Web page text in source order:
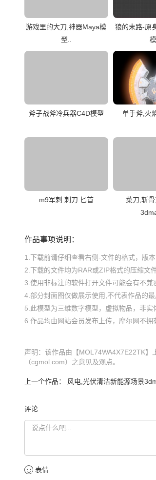
游戏里的大刀,神器Maya模
型..
狼的末路-原
模..
斧子战斧冷兵器C4D模型 单手斧,火
m9军刺 刺刀 匕首
菜刀,斩
作品事项说明：
1.下载前请仔细查看右侧-文件的格式，版
2.下载的文件均为RAR或ZIP格式的压缩文
3.使用非标注的软件打开文件可能会有不
4.部分封面图仅做展示使用,不代表作品的
5.此模型为三维数字模型，虚拟物品，非实
声明：该作品由【MOL74WA4X7E22TK
（cgmol.com）之意见及观点。
上一个作品： 风电,光伏清洁新能源场景
评论
表情